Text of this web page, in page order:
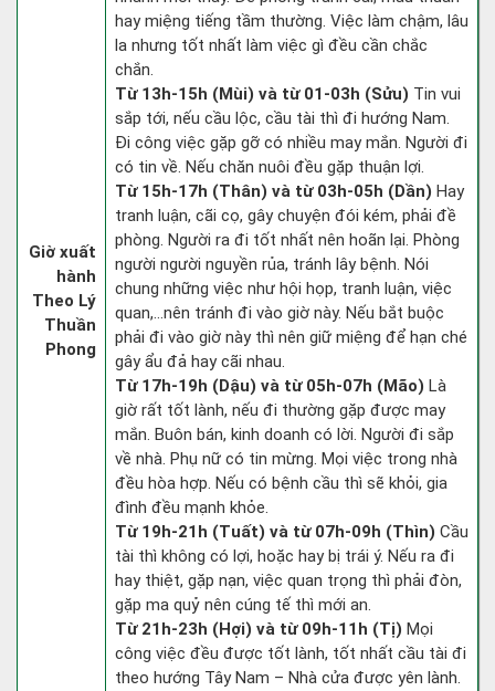
Giờ xuất
hành
Theo Lý
Thuần
Phong
hay miệng tiếng tầm thường. Việc làm chậm, lâu
la nhưng tốt nhất làm việc gì đều cần chắc
chắn.
Từ 13h-15h (Mùi) và từ 01-03h (Sửu) Tin vui
sắp tới, nếu cầu lộc, cầu tài thì đi hướng Nam.
Đi công việc gặp gỡ có nhiều may mắn. Người đi
có tin về. Nếu chăn nuôi đều gặp thuận lợi.
Từ 15h-17h (Thân) và từ 03h-05h (Dần) Hay
tranh luận, cãi cọ, gây chuyện đói kém, phải đề
phòng. Người ra đi tốt nhất nên hoãn lại. Phòng
người người nguyền rủa, tránh lây bệnh. Nói
chung những việc như hội họp, tranh luận, việc
quan,…nên tránh đi vào giờ này. Nếu bắt buộc
phải đi vào giờ này thì nên giữ miệng để hạn ché
gây ẩu đả hay cãi nhau.
Từ 17h-19h (Dậu) và từ 05h-07h (Mão) Là
giờ rất tốt lành, nếu đi thường gặp được may
mắn. Buôn bán, kinh doanh có lời. Người đi sắp
về nhà. Phụ nữ có tin mừng. Mọi việc trong nhà
đều hòa hợp. Nếu có bệnh cầu thì sẽ khỏi, gia
đình đều mạnh khỏe.
Từ 19h-21h (Tuất) và từ 07h-09h (Thìn) Cầu
tài thì không có lợi, hoặc hay bị trái ý. Nếu ra đi
hay thiệt, gặp nạn, việc quan trọng thì phải đòn,
gặp ma quỷ nên cúng tế thì mới an.
Từ 21h-23h (Hợi) và từ 09h-11h (Tị) Mọi
công việc đều được tốt lành, tốt nhất cầu tài đi
theo hướng Tây Nam – Nhà cửa được yên lành.